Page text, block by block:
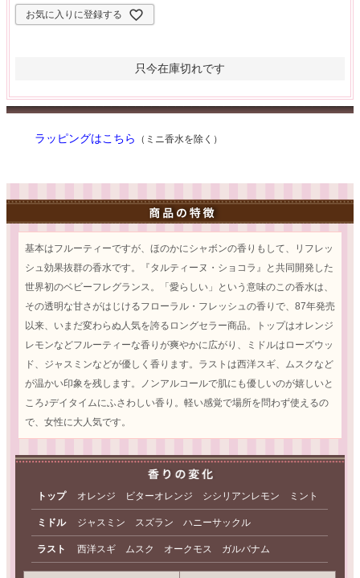
お気に入りに登録する
只今在庫切れです
ラッピングはこちら （ミニ香水を除く）
基本はフルーティーですが、ほのかにシャボンの香りもして、リフレッ
シュ効果抜群の香水です。『タルティーヌ・ショコラ』と共同開発した
世界初のベビーフレグランス。「愛らしい」という意味のこの香水は、
その透明な甘さがはじけるフローラル・フレッシュの香りで、87年発売
以来、いまだ変わらぬ人気を誇るロングセラー商品。トップはオレンジ
レモンなどフルーティーな香りが爽やかに広がり、ミドルはローズウッ
ド、ジャスミンなどが優しく香ります。ラストは西洋スギ、ムスクなど
が温かい印象を残します。ノンアルコールで肌にも優しいのが嬉しいと
ころ♪デイタイムにふさわしい香り。軽い感覚で場所を問わず使えるの
で、女性に大人気です。
トップ オレンジ ビターオレンジ シシリアンレモン ミント
ミドル ジャスミン スズラン ハニーサックル
ラスト 西洋スギ ムスク オークモス ガルバナム